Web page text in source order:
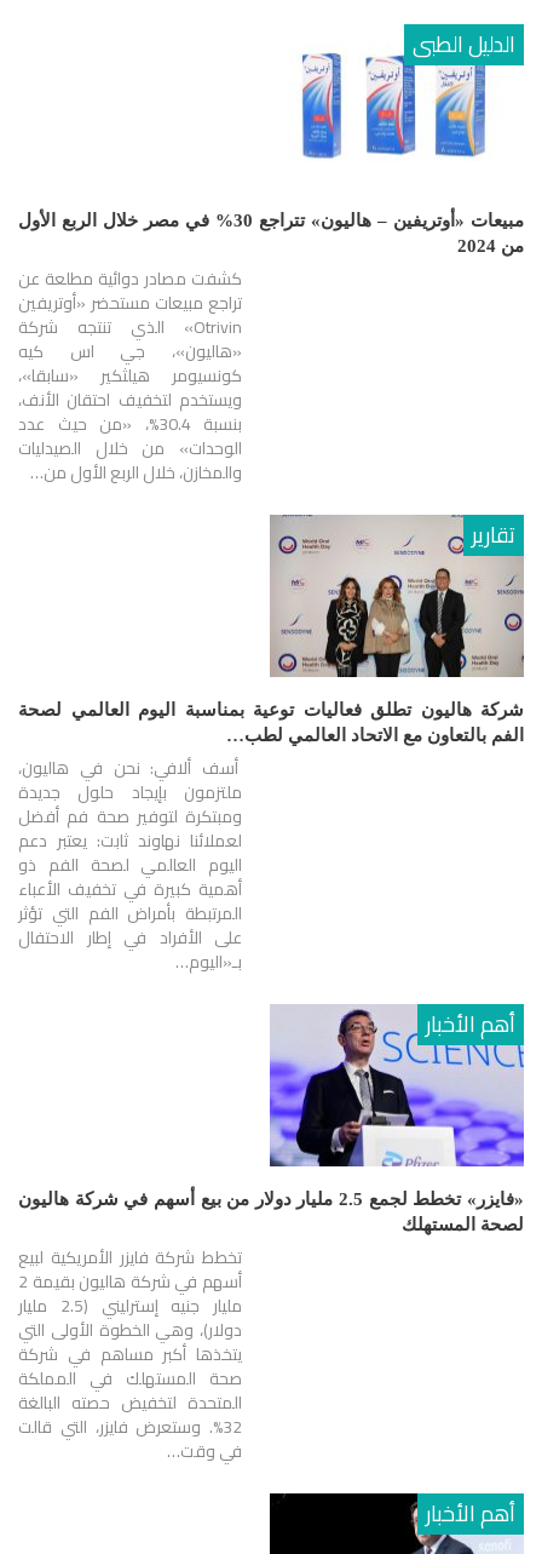
الدليل الطبى
مبيعات «أوتريفين – هاليون» تتراجع 30% في مصر خلال الربع الأول
من 2024
كشفت مصادر دوائية مطلعة عن
تراجع مبيعات مستحضر «أوتريفين
Otrivin» الذي تنتجه شركة
«هاليون»، جي اس كيه
كونسيومر هيلثكير «سابقا»،
ويستخدم لتخفيف احتقان الأنف،
بنسبة 30.4%، «من حيث عدد
الوحدات» من خلال الصيدليات
والمخازن، خلال الربع الأول من…
تقارير
شركة هاليون تطلق فعاليات توعية بمناسبة اليوم العالمي لصحة
الفم بالتعاون مع الاتحاد العالمي لطب…
أسف ألافي: نحن في هاليون،
ملتزمون بإيجاد حلول جديدة
ومبتكرة لتوفير صحة فم أفضل
لعملائنا نهاوند ثابت: يعتبر دعم
اليوم العالمي لصحة الفم ذو
أهمية كبيرة في تخفيف الأعباء
المرتبطة بأمراض الفم التي تؤثر
على الأفراد في إطار الاحتفال
بـ«اليوم…
أهم الأخبار
«فايزر» تخطط لجمع 2.5 مليار دولار من بيع أسهم في شركة هاليون
لصحة المستهلك
تخطط شركة فايزر الأمريكية لبيع
أسهم في شركة هاليون بقيمة 2
مليار جنيه إسترليني (2.5 مليار
دولار)، وهي الخطوة الأولى التي
يتخذها أكبر مساهم في شركة
صحة المستهلك في المملكة
المتحدة لتخفيض حصته البالغة
32%. وستعرض فايزر، التي قالت
في وقت…
أهم الأخبار